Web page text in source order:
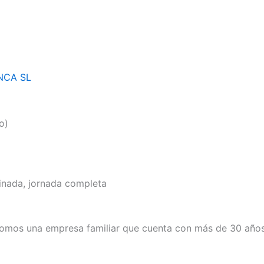
SL
jornada completa
una empresa familiar que cuenta con más de 30